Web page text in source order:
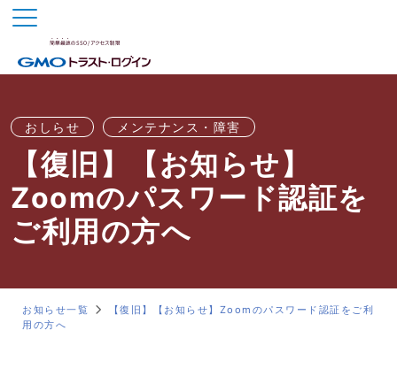
おしらせ メンテナンス・障害
【復旧】【お知らせ】
Zoomのパスワード認証を
ご利用の方へ
お知らせ一覧
【復旧】【お知らせ】Zoomのパスワード認証をご利
用の方へ